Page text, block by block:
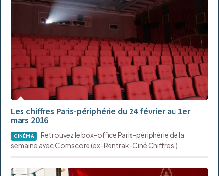
Les chiffres Paris-périphérie du 24 février au 1er
mars 2016
CINÉMA
Retrouvez le box-office Paris-périphérie de la
semaine avec Comscore (ex-Rentrak-Ciné Chiffres.)